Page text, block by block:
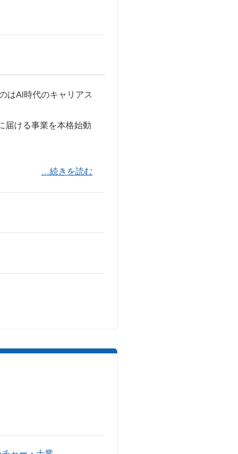
はAI時代のキャリアス
届ける事業を本格始動
…続きを読む